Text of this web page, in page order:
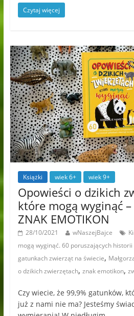
Czytaj więcej
Książki wiek 6+ wiek 9+
Opowieści o dzikich
które mogą wyginąć
ZNAK EMOTIKON
28/10/2021 wNaszejBajce
mogą wyginąć. 60 poruszających
gatunkach zwierząt na świecie,
o dzikich zwierzętach, znak emotikon,
Czy wiecie, że 99,9% gatunków,
już z nami nie ma? Jesteśmy